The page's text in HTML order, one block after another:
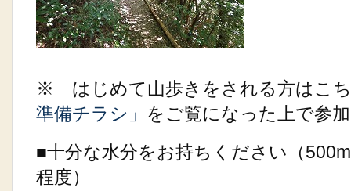
※ はじめて山歩きをされる方はこ
準備チラシ」 をご覧になった上で参
■十分な水分をお持ちください（
程度）